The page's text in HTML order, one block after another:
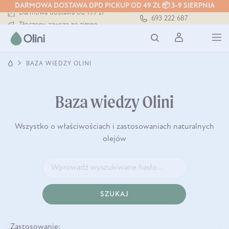
DARMOWA DOSTAWA DPD PICKUP OD 49 ZŁ 📦 3-9 SIERPNIA
Darmowa dostawa od 199 zł
Darmowa dostawa od 199 zł
693 222 687
BAZA WIEDZY OLINI
Baza wiedzy Olini
Wszystko o właściwościach i zastosowaniach naturalnych
olejów
SZUKAJ
Zastosowanie: